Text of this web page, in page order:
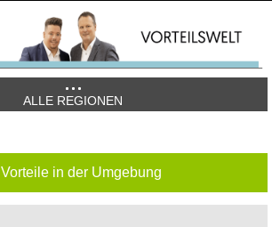
ALLE REGIONEN
Vorteile in der Umgebung